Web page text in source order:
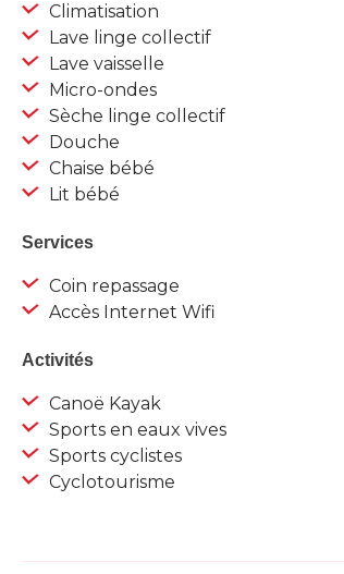
Climatisation
Lave linge collectif
Lave vaisselle
Micro-ondes
Sèche linge collectif
Douche
Chaise bébé
Lit bébé
Services
Coin repassage
Accès Internet Wifi
Activités
Canoë Kayak
Sports en eaux vives
Sports cyclistes
Cyclotourisme